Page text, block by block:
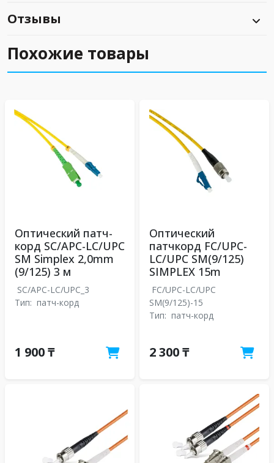
Отзывы
Похожие товары
Оптический патч-
корд SC/APC-LC/UPC
SM Simplex 2,0mm
(9/125) 3 м
SC/APC-LC/UPC_3
Тип: патч-корд
1 900 ₸
Оптический
патчкорд FC/UPC-
LC/UPC SM(9/125)
SIMPLEX 15m
FC/UPC-LC/UPC
SM(9/125)-15
Тип: патч-корд
2 300 ₸